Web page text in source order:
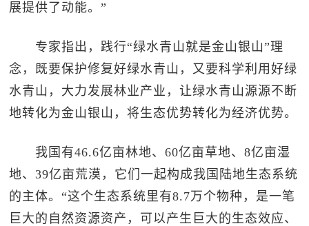
展提供了动能。”
专家指出，践行“绿水青山就是金山银山”理
念，既要保护修复好绿水青山，又要科学利用好绿
水青山，大力发展林业产业，让绿水青山源源不断
地转化为金山银山，将生态优势转化为经济优势。
我国有46.6亿亩林地、60亿亩草地、8亿亩湿
地、39亿亩荒漠，它们一起构成我国陆地生态系统
的主体。“这个生态系统里有8.7万个物种，是一笔
巨大的自然资源资产，可以产生巨大的生态效应、